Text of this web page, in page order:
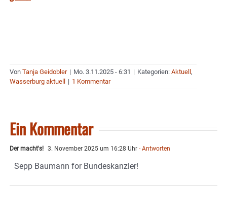
Von Tanja Geidobler | Mo. 3.11.2025 - 6:31 | Kategorien: Aktuell ,
Wasserburg aktuell
| 1 Kommentar
Ein Kommentar
Der macht's! 3. November 2025 um 16:28 Uhr - Antworten
Sepp Baumann for Bundeskanzler!